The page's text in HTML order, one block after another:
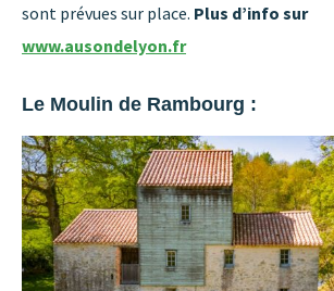
sont prévues sur place. Plus d’info sur
www.ausondelyon.fr
Le Moulin de Rambourg :